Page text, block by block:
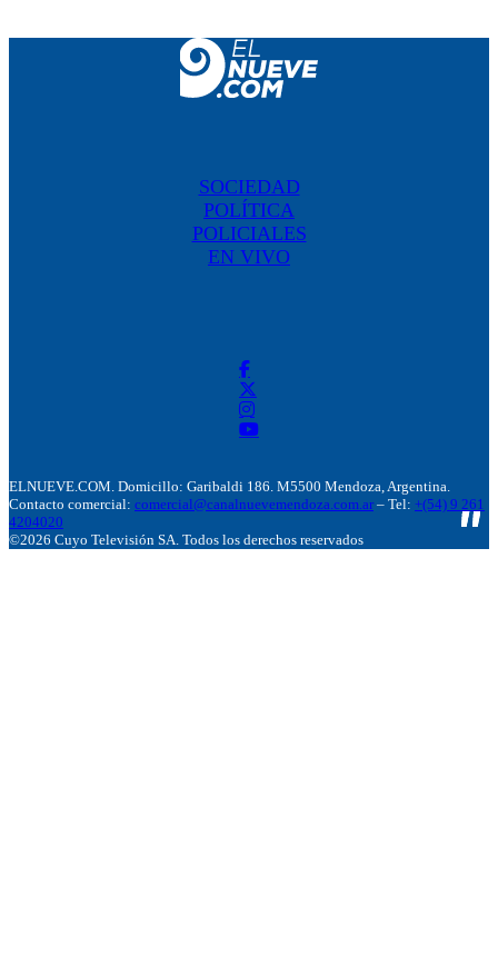
SOCIEDAD
POLÍTICA
POLICIALES
EN VIVO
ELNUEVE.COM. Domicillo: Garibaldi 186. M5500 Mendoza, Argentina.
Contacto comercial: comercial@canalnuevemendoza.com.ar – Tel: +(54) 9 261
4204020
©2026 Cuyo Televisión SA. Todos los derechos reservados